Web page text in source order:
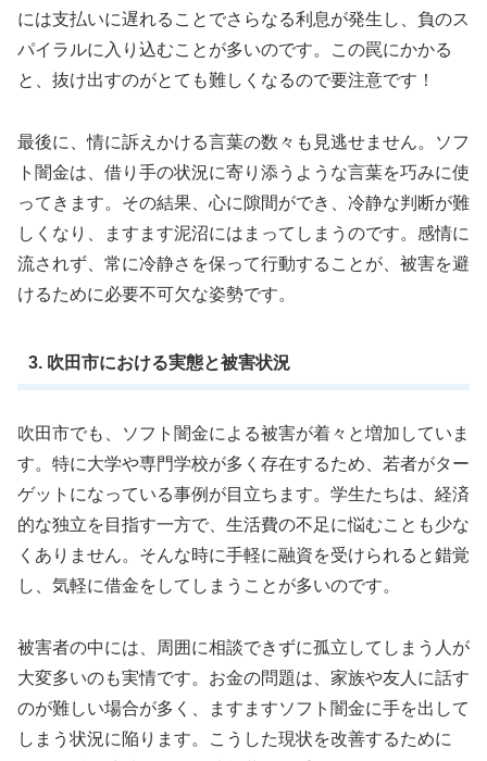
には支払いに遅れることでさらなる利息が発生し、負のス
パイラルに入り込むことが多いのです。この罠にかかる
と、抜け出すのがとても難しくなるので要注意です！
最後に、情に訴えかける言葉の数々も見逃せません。ソフ
ト闇金は、借り手の状況に寄り添うような言葉を巧みに使
ってきます。その結果、心に隙間ができ、冷静な判断が難
しくなり、ますます泥沼にはまってしまうのです。感情に
流されず、常に冷静さを保って行動することが、被害を避
けるために必要不可欠な姿勢です。
3. 吹田市における実態と被害状況
吹田市でも、ソフト闇金による被害が着々と増加していま
す。特に大学や専門学校が多く存在するため、若者がター
ゲットになっている事例が目立ちます。学生たちは、経済
的な独立を目指す一方で、生活費の不足に悩むことも少な
くありません。そんな時に手軽に融資を受けられると錯覚
し、気軽に借金をしてしまうことが多いのです。
被害者の中には、周囲に相談できずに孤立してしまう人が
大変多いのも実情です。お金の問題は、家族や友人に話す
のが難しい場合が多く、ますますソフト闇金に手を出して
しまう状況に陥ります。こうした現状を改善するために